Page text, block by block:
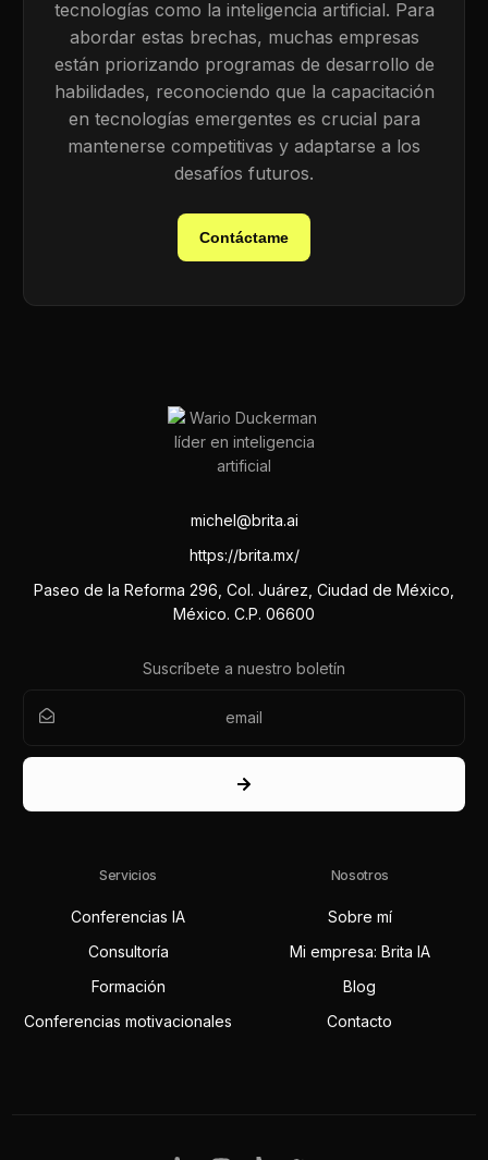
tecnologías como la inteligencia artificial. Para
abordar estas brechas, muchas empresas
están priorizando programas de desarrollo de
habilidades, reconociendo que la capacitación
en tecnologías emergentes es crucial para
mantenerse competitivas y adaptarse a los
desafíos futuros.
Contáctame
michel@brita.ai
https://brita.mx/
Paseo de la Reforma 296, Col. Juárez, Ciudad de México,
México. C.P. 06600
Suscríbete a nuestro boletín
Servicios
Conferencias IA
Consultoría
Formación
Conferencias motivacionales
Nosotros
Sobre mí
Mi empresa: Brita IA
Blog
Contacto